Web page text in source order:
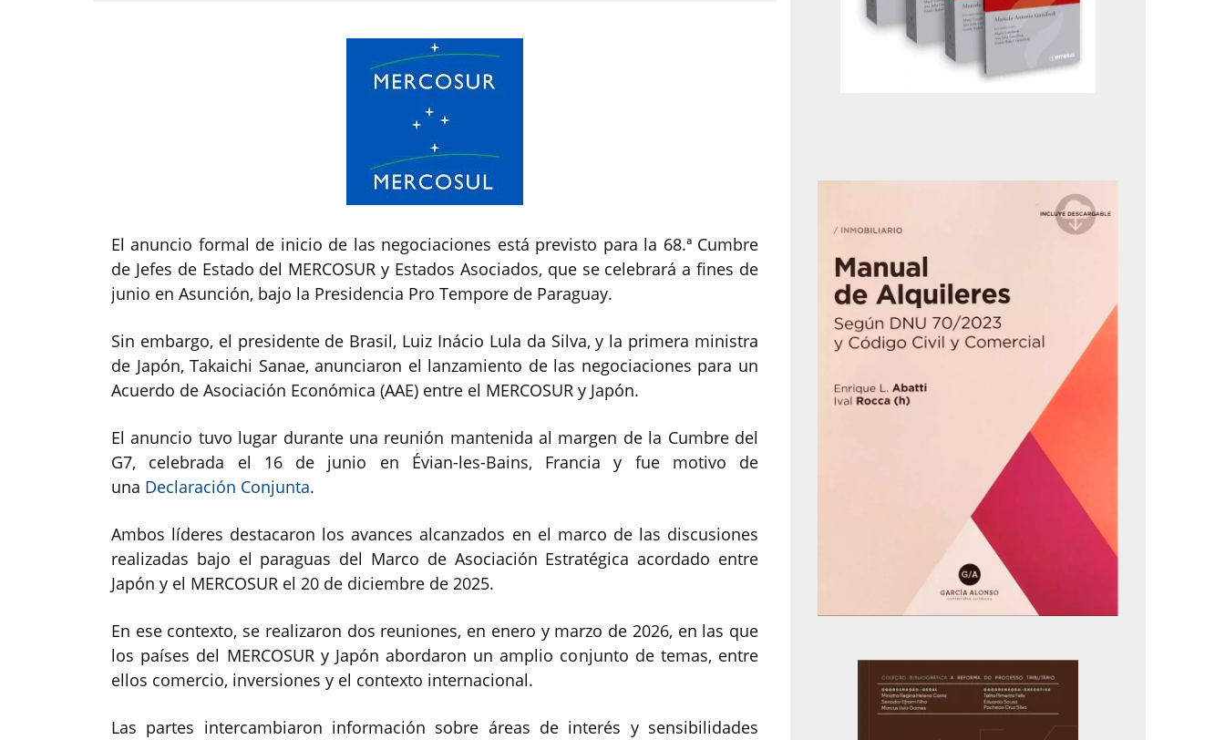
El anuncio formal de inicio de las negociaciones está previsto para la 68.ª Cumbre
de Jefes de Estado del MERCOSUR y Estados Asociados, que se celebrará a fines de
junio en Asunción, bajo la Presidencia Pro Tempore de Paraguay.
Sin embargo, el presidente de Brasil, Luiz Inácio Lula da Silva, y la primera ministra
de Japón, Takaichi Sanae, anunciaron el lanzamiento de las negociaciones para un
Acuerdo de Asociación Económica (AAE) entre el MERCOSUR y Japón.
El anuncio tuvo lugar durante una reunión mantenida al margen de la Cumbre del
G7, celebrada el 16 de junio en Évian-les-Bains, Francia y fue motivo de
una Declaración Conjunta.
Ambos líderes destacaron los avances alcanzados en el marco de las discusiones
realizadas bajo el paraguas del Marco de Asociación Estratégica acordado entre
Japón y el MERCOSUR el 20 de diciembre de 2025.
En ese contexto, se realizaron dos reuniones, en enero y marzo de 2026, en las que
los países del MERCOSUR y Japón abordaron un amplio conjunto de temas, entre
ellos comercio, inversiones y el contexto internacional.
Las partes intercambiaron información sobre áreas de interés y sensibilidades